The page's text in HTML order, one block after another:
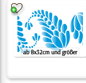
ab 8x32cm und größer